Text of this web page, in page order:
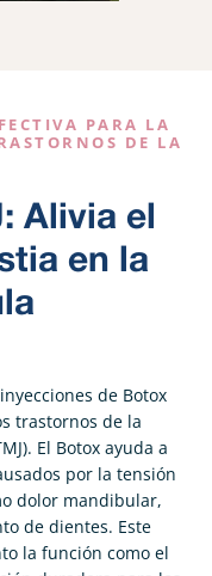
PARA LA
DE LA
Alivia el
en la
de Botox
trastornos de la
El Botox ayuda a
por la tensión
dolor mandibular,
de dientes. Este
la función como el